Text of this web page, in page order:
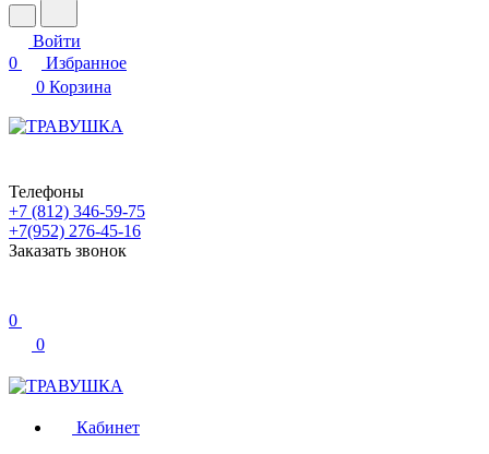
Войти
0
Избранное
0 Корзина
Телефоны
+7 (812) 346-59-75
+7(952) 276-45-16
Заказать звонок
0
0
Кабинет